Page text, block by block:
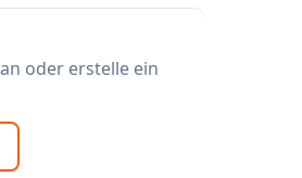
oder erstelle ein